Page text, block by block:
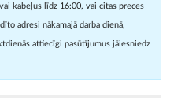
kabeļus līdz 16:00, vai citas preces
adresi nākamajā darba dienā,
attiecīgi pasūtījumus jāiesniedz